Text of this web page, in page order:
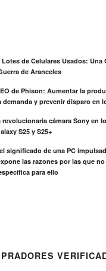
Lotes de Celulares Usados: Una
de Aranceles
de Phison: Aumentar la
demanda y prevenir disparo en
revolucionaria cámara Sony en
S25 y S25+
significado de una PC
las razones por las que
para ello